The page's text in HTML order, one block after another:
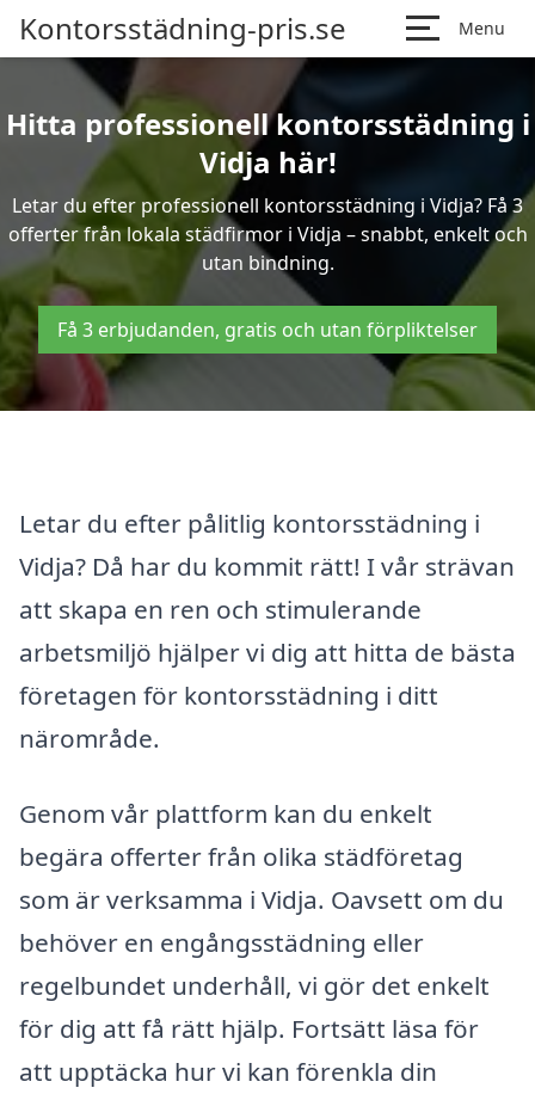
Kontorsstädning-pris.se Menu
Hitta professionell kontorsstädning i
Vidja här!
Letar du efter professionell kontorsstädning i Vidja? Få 3
offerter från lokala städfirmor i Vidja – snabbt, enkelt och
utan bindning.
Få 3 erbjudanden, gratis och utan förpliktelser
Letar du efter pålitlig kontorsstädning i
Vidja? Då har du kommit rätt! I vår strävan
att skapa en ren och stimulerande
arbetsmiljö hjälper vi dig att hitta de bästa
företagen för kontorsstädning i ditt
närområde.
Genom vår plattform kan du enkelt
begära offerter från olika städföretag
som är verksamma i Vidja. Oavsett om du
behöver en engångsstädning eller
regelbundet underhåll, vi gör det enkelt
för dig att få rätt hjälp. Fortsätt läsa för
att upptäcka hur vi kan förenkla din